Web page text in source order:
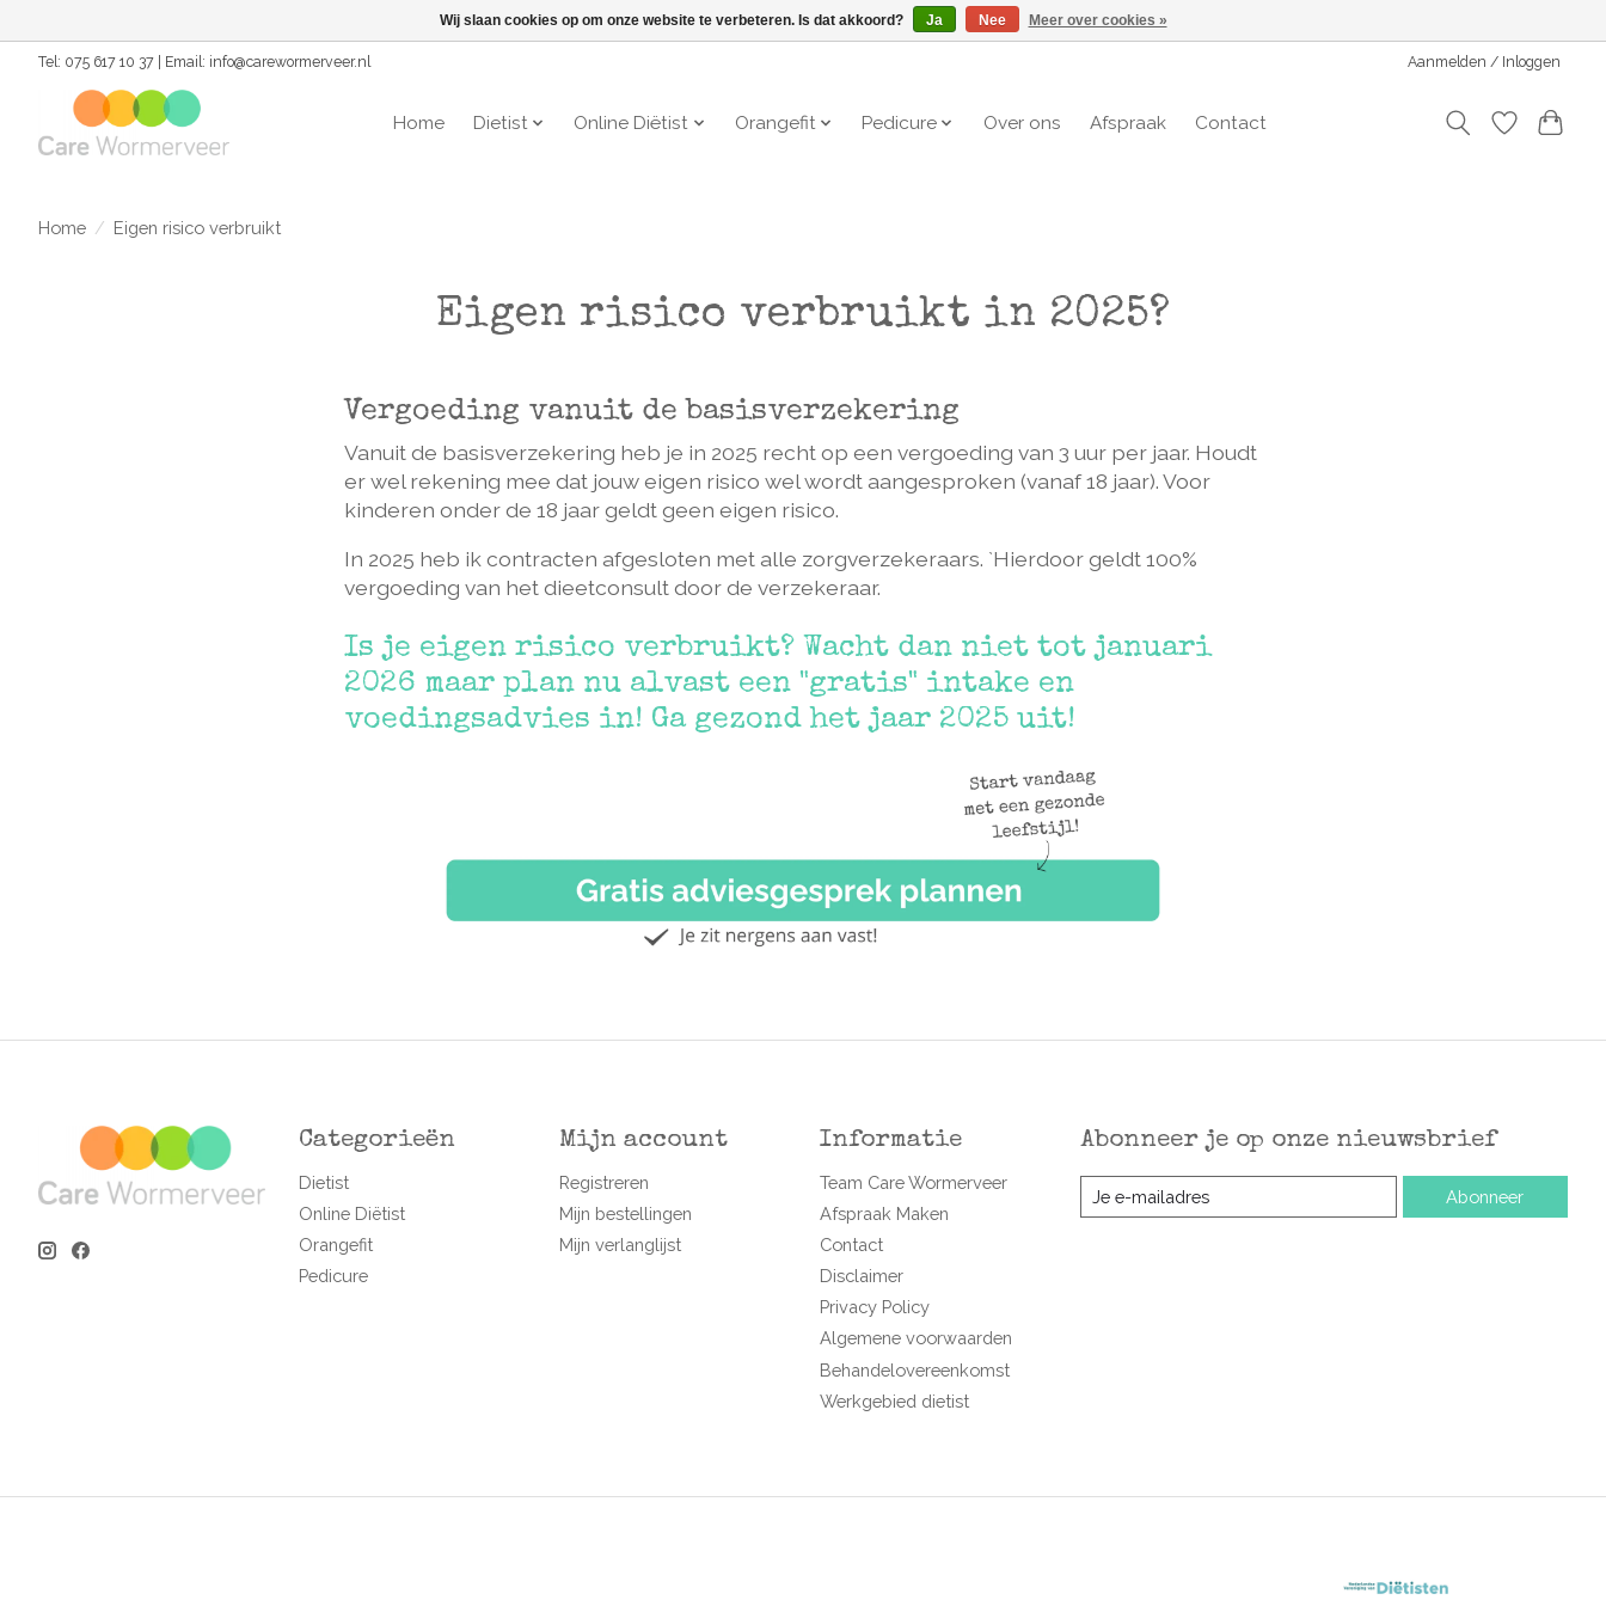
Tel: 075 617 10 37 | Email: info@carewormerveer.nl Aanmelden / Inloggen
Home Dietist Online Diëtist Orangefit Pedicure Over ons Afspraak Contact
Home / Eigen risico verbruikt
Eigen risico verbruikt in 2025?
Vergoeding vanuit de basisverzekering
Vanuit de basisverzekering heb je in 2025 recht op een vergoeding van 3 uur per jaar. Houdt
er wel rekening mee dat jouw eigen risico wel wordt aangesproken (vanaf 18 jaar). Voor
kinderen onder de 18 jaar geldt geen eigen risico.
In 2025 heb ik contracten afgesloten met alle zorgverzekeraars. `Hierdoor geldt 100%
vergoeding van het dieetconsult door de verzekeraar.
Is je eigen risico verbruikt? Wacht dan niet tot januari
2026 maar plan nu alvast een "gratis" intake en
voedingsadvies in! Ga gezond het jaar 2025 uit!
Categorieën
Dietist
Online Diëtist
Orangefit
Pedicure
Mijn account
Registreren
Mijn bestellingen
Mijn verlanglijst
Informatie
Team Care Wormerveer
Afspraak Maken
Contact
Disclaimer
Privacy Policy
Algemene voorwaarden
Behandelovereenkomst
Werkgebied dietist
Abonneer je op onze nieuwsbrief
Abonneer
Wij slaan cookies op om onze website te verbeteren. Is dat akkoord? Ja Nee Meer over cookies »